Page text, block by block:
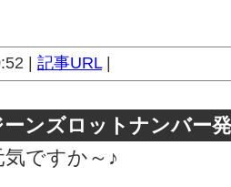
| 記事URL|
ンズロットナンバー
ですか～♪